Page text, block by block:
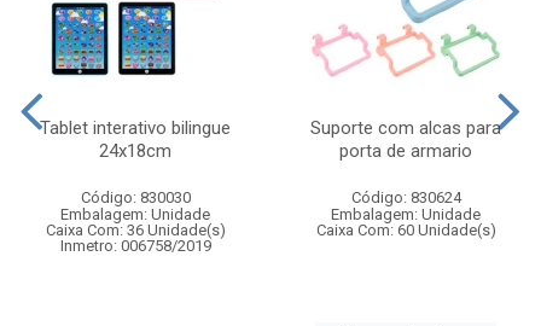
Tablet interativo bilingue
24x18cm
Código: 830030
Embalagem: Unidade
Caixa Com: 36 Unidade(s)
Inmetro: 006758/2019
Suporte com alcas para
porta de armario
Código: 830624
Embalagem: Unidade
Caixa Com: 60 Unidade(s)